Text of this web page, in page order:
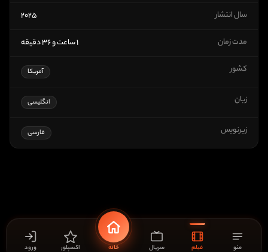
سال انتشار ۲۰۲۵
مدت زمان ۱ ساعت و ۳۶ دقیقه
کشور آمریکا
زبان انگلیسی
زیرنویس فارسی
منو فیلم سریال خانه اکسپلور ورود